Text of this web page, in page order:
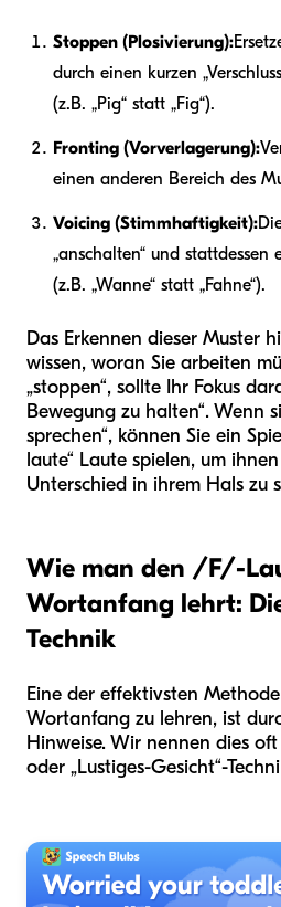
Stoppen (Plosivierung):
durch einen kurzen
(z.B. „Pig“ statt „Fig“).
Fronting (Vorverlagerung):
einen anderen Bereich des
Voicing (Stimmhaftigkeit):
„anschalten“ und
(z.B. „Wanne“ statt „Fahne“).
Das Erkennen dieser Muster
wissen, woran Sie arbeiten
„stoppen“, sollte Ihr Fokus
Bewegung zu halten“. Wenn
sprechen“, können Sie ein
laute“ Laute spielen, um
Unterschied in ihrem Hals zu
Wie man den /F/-
Wortanfang lehrt:
Technik
Eine der effektivsten
Wortanfang zu lehren, ist
Hinweise. Wir nennen dies
oder „Lustiges-Gesicht“-